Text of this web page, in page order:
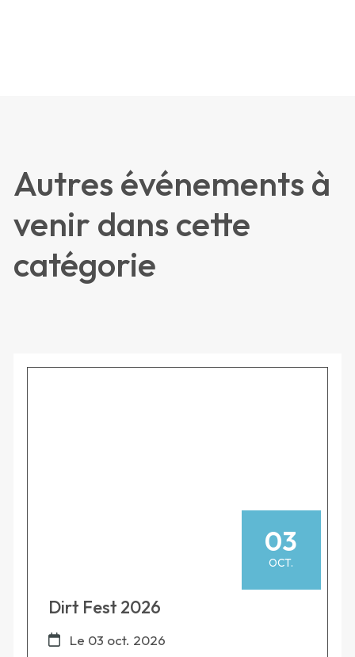
Autres événements à
venir dans cette
catégorie
03
OCT.
Dirt Fest 2026
Le 03 oct. 2026